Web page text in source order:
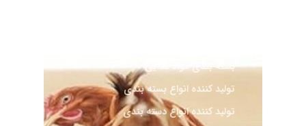
بسته بندی مواد غذایی
تولید کننده انواع بسته بندی
تولید کننده انواع دسته بندی